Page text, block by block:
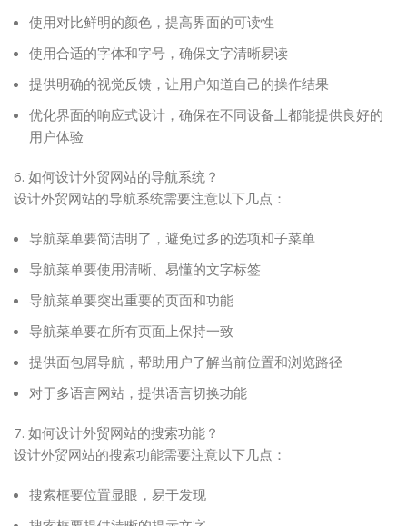
使用对比鲜明的颜色，提高界面的可读性
使用合适的字体和字号，确保文字清晰易读
提供明确的视觉反馈，让用户知道自己的操作结果
优化界面的响应式设计，确保在不同设备上都能提供良好的
用户体验
6. 如何设计外贸网站的导航系统？
设计外贸网站的导航系统需要注意以下几点：
导航菜单要简洁明了，避免过多的选项和子菜单
导航菜单要使用清晰、易懂的文字标签
导航菜单要突出重要的页面和功能
导航菜单要在所有页面上保持一致
提供面包屑导航，帮助用户了解当前位置和浏览路径
对于多语言网站，提供语言切换功能
7. 如何设计外贸网站的搜索功能？
设计外贸网站的搜索功能需要注意以下几点：
搜索框要位置显眼，易于发现